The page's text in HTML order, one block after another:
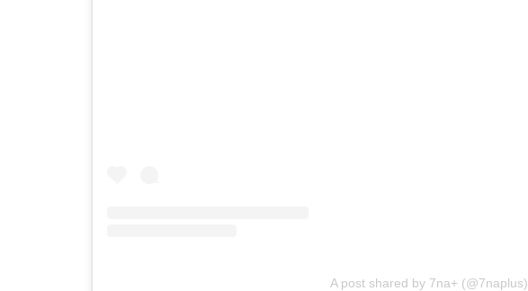
A post shared by 7na+ (@7naplus)